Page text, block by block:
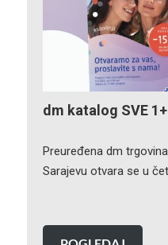
dm katalog SVE
Preuređena dm
Sarajevu otvara se u